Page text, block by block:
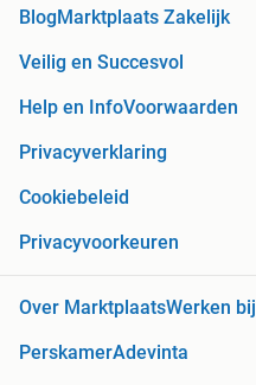
BlogMarktplaats Zakelijk
Veilig en Succesvol
Help en InfoVoorwaarden
Privacyverklaring
Cookiebeleid
Privacyvoorkeuren
Over MarktplaatsWerken bij
PerskamerAdevinta